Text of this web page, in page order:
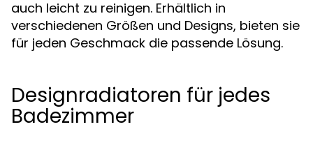
auch leicht zu reinigen. Erhältlich in
verschiedenen Größen und Designs, bieten sie
für jeden Geschmack die passende Lösung.
Designradiatoren für jedes
Badezimmer